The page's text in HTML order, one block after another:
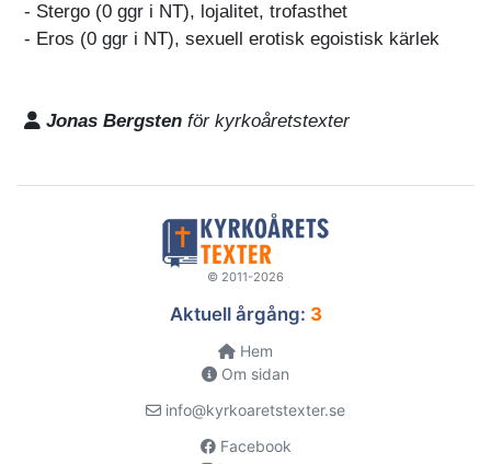
- Stergo (0 ggr i NT), lojalitet, trofasthet
- Eros (0 ggr i NT), sexuell erotisk egoistisk kärlek
Jonas Bergsten för kyrkoåretstexter
© 2011-2026
Aktuell årgång: 3
Hem
Om sidan
info@kyrkoaretstexter.se
Facebook